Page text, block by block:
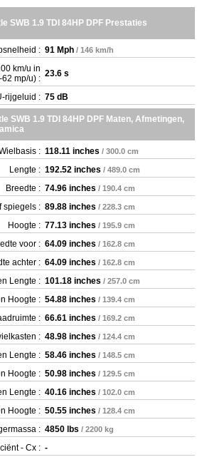
SWB 1.9 TDI 84HP DPF Prestaties
: 91 Mph / 146 km/h
km/u in
mp/u) : 23.6 s
rijgeluid : 75 dB
SWB 1.9 TDI 84HP DPF Maten, Afmetingen,
: 118.11 inches / 300.0 cm
Lengte : 192.52 inches / 489.0 cm
Breedte : 74.96 inches / 190.4 cm
spiegels : 89.88 inches / 228.3 cm
Hoogte : 77.13 inches / 195.9 cm
voor : 64.09 inches / 162.8 cm
achter : 64.09 inches / 162.8 cm
Lengte : 101.18 inches / 257.0 cm
Hoogte : 54.88 inches / 139.4 cm
: 66.61 inches / 169.2 cm
: 48.98 inches / 124.4 cm
Lengte : 58.46 inches / 148.5 cm
Hoogte : 50.98 inches / 129.5 cm
Lengte : 40.16 inches / 102.0 cm
Hoogte : 50.55 inches / 128.4 cm
: 4850 lbs / 2200 kg
- Cx : -